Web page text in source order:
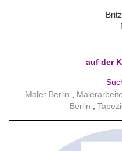
auf der
Maler Berlin
Berlin